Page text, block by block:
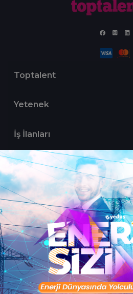
Toptalent
Yetenek
İş İlanları
Sertifika Programları
Yetenek Testleri
İşveren